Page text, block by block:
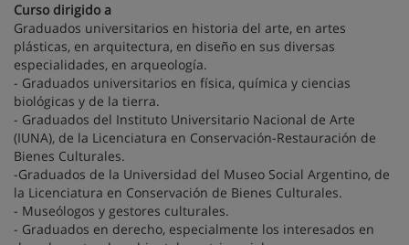
Curso dirigido a
Graduados universitarios en historia del arte, en artes
plásticas, en arquitectura, en diseño en sus diversas
especialidades, en arqueología.
- Graduados universitarios en física, química y ciencias
biológicas y de la tierra.
- Graduados del Instituto Universitario Nacional de Arte
(IUNA), de la Licenciatura en Conservación-Restauración de
Bienes Culturales.
-Graduados de la Universidad del Museo Social Argentino, de
la Licenciatura en Conservación de Bienes Culturales.
- Museólogos y gestores culturales.
- Graduados en derecho, especialmente los interesados en